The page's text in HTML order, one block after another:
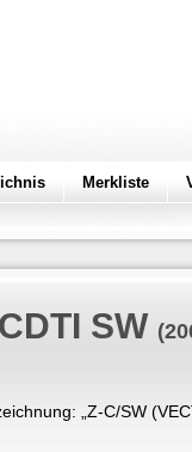
Merkliste
SW
„ Z-C/SW